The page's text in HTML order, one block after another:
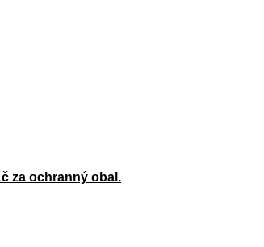
za ochranný obal.